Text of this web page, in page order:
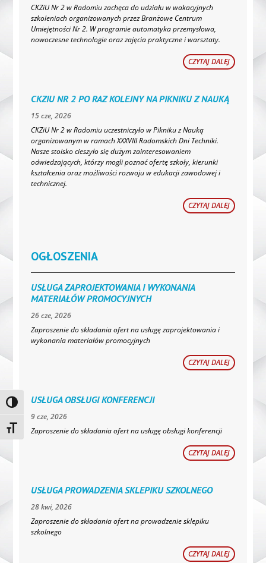
Toggle High Contrast
Toggle Font size
CKZiU Nr 2 w Radomiu zachęca do udziału w wakacyjnych
szkoleniach organizowanych przez Branżowe Centrum
Umiejętności Nr 2. W programie automatyka przemysłowa,
nowoczesne technologie oraz zajęcia praktyczne i warsztaty.
CZYTAJ DALEJ
CKZIU NR 2 PO RAZ KOLEJNY NA PIKNIKU Z NAUKĄ
15 cze, 2026
CKZiU Nr 2 w Radomiu uczestniczyło w Pikniku z Nauką
organizowanym w ramach XXXVIII Radomskich Dni Techniki.
Nasze stoisko cieszyło się dużym zainteresowaniem
odwiedzających, którzy mogli poznać ofertę szkoły, kierunki
kształcenia oraz możliwości rozwoju w edukacji zawodowej i
technicznej.
CZYTAJ DALEJ
OGŁOSZENIA
USŁUGA ZAPROJEKTOWANIA I WYKONANIA
MATERIAŁÓW PROMOCYJNYCH
26 cze, 2026
Zaproszenie do składania ofert na usługę zaprojektowania i
wykonania materiałów promocyjnych
CZYTAJ DALEJ
USŁUGA OBSŁUGI KONFERENCJI
9 cze, 2026
Zaproszenie do składania ofert na usługę obsługi konferencji
CZYTAJ DALEJ
USŁUGA PROWADZENIA SKLEPIKU SZKOLNEGO
28 kwi, 2026
Zaproszenie do składania ofert na prowadzenie sklepiku
szkolnego
CZYTAJ DALEJ